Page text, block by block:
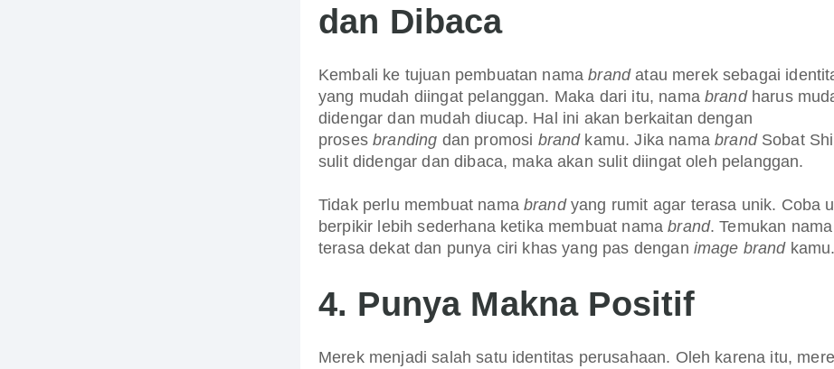
dan Dibaca
Kembali ke tujuan pembuatan namabrandatau merek sebagai
yang mudah diingat pelanggan. Maka dari itu, namabrandharus
didengar dan mudah diucap. Hal ini akan berkaitan dengan
prosesbranding dan promosi brandkamu. Jika namabrandSobat
sulit didengar dan dibaca, maka akan sulit diingat oleh pelanggan.
Tidak perlu membuat namabrandyang rumit agar terasa unik. Coba
berpikir lebih sederhana ketika membuat namabrand. Temukan
terasa dekat dan punya ciri khas yang pas dengan image brandkamu.
4. Punya Makna Positif
Merek menjadi salah satu identitas perusahaan. Oleh karena itu,